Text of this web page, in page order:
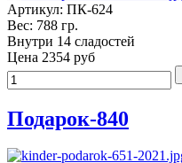
Артикул: ПК-624
Вес: 788 гр.
Внутри 14 сладостей
Цена 2354 руб
Подарок-840